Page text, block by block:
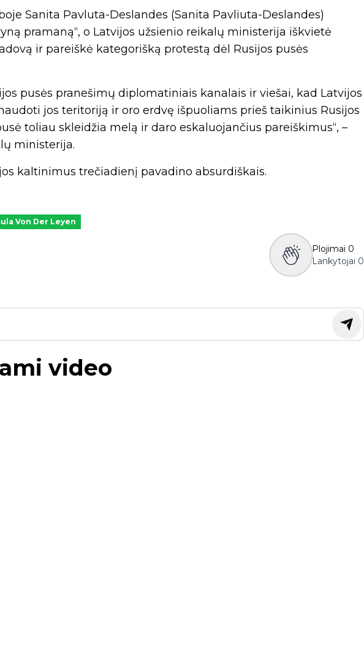
Sanita Pavluta-Deslandes (Sanita Pavliuta-Deslandes)
pramaną“, o Latvijos užsienio reikalų ministerija iškvietė
ir pareiškė kategorišką protestą dėl Rusijos pusės
pusės pranešimų diplomatiniais kanalais ir viešai, kad Latvijos
jos teritoriją ir oro erdvę išpuoliams prieš taikinius Rusijos
toliau skleidžia melą ir daro eskaluojančius pareiškimus“, –
ministerija.
kaltinimus trečiadienį pavadino absurdiškais.
Von Der Leyen
Plojimai 0
Lankytojai 0
video